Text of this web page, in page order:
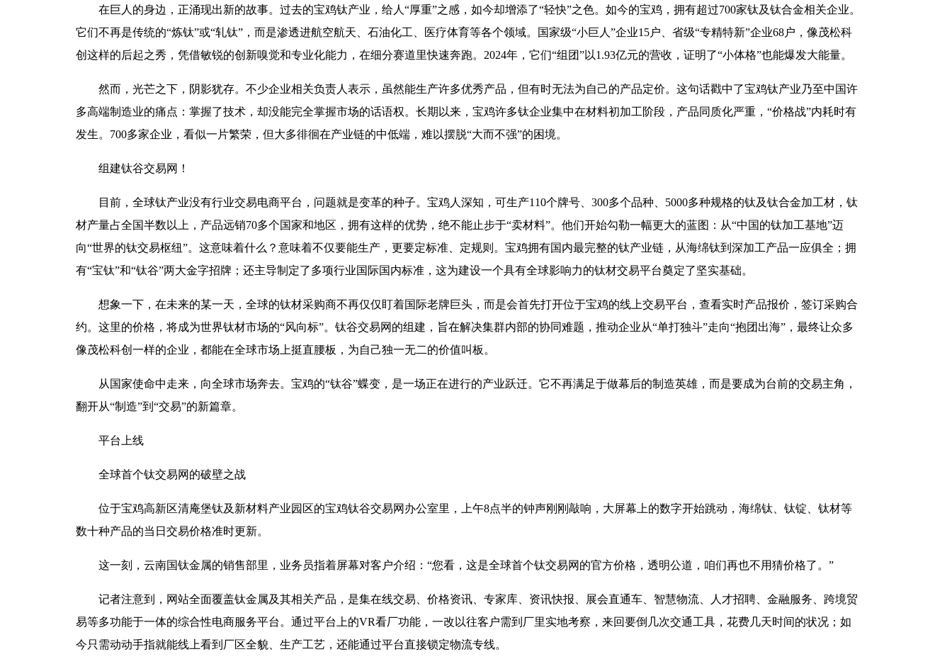
在巨人的身边，正涌现出新的故事。过去的宝鸡钛产业，给人“厚重”之感，如今却增添了“轻快”之色。如今的宝鸡，拥有超过700家钛及钛合金相关企业。
它们不再是传统的“炼钛”或“轧钛”，而是渗透进航空航天、石油化工、医疗体育等各个领域。国家级“小巨人”企业15户、省级“专精特新”企业68户，像茂松科
创这样的后起之秀，凭借敏锐的创新嗅觉和专业化能力，在细分赛道里快速奔跑。2024年，它们“组团”以1.93亿元的营收，证明了“小体格”也能爆发大能量。
然而，光芒之下，阴影犹存。不少企业相关负责人表示，虽然能生产许多优秀产品，但有时无法为自己的产品定价。这句话戳中了宝鸡钛产业乃至中国许
多高端制造业的痛点：掌握了技术，却没能完全掌握市场的话语权。长期以来，宝鸡许多钛企业集中在材料初加工阶段，产品同质化严重，“价格战”内耗时有
发生。700多家企业，看似一片繁荣，但大多徘徊在产业链的中低端，难以摆脱“大而不强”的困境。
组建钛谷交易网！
目前，全球钛产业没有行业交易电商平台，问题就是变革的种子。宝鸡人深知，可生产110个牌号、300多个品种、5000多种规格的钛及钛合金加工材，钛
材产量占全国半数以上，产品远销70多个国家和地区，拥有这样的优势，绝不能止步于“卖材料”。他们开始勾勒一幅更大的蓝图：从“中国的钛加工基地”迈
向“世界的钛交易枢纽”。这意味着什么？意味着不仅要能生产，更要定标准、定规则。宝鸡拥有国内最完整的钛产业链，从海绵钛到深加工产品一应俱全；拥
有“宝钛”和“钛谷”两大金字招牌；还主导制定了多项行业国际国内标准，这为建设一个具有全球影响力的钛材交易平台奠定了坚实基础。
想象一下，在未来的某一天，全球的钛材采购商不再仅仅盯着国际老牌巨头，而是会首先打开位于宝鸡的线上交易平台，查看实时产品报价，签订采购合
约。这里的价格，将成为世界钛材市场的“风向标”。钛谷交易网的组建，旨在解决集群内部的协同难题，推动企业从“单打独斗”走向“抱团出海”，最终让众多
像茂松科创一样的企业，都能在全球市场上挺直腰板，为自己独一无二的价值叫板。
从国家使命中走来，向全球市场奔去。宝鸡的“钛谷”蝶变，是一场正在进行的产业跃迁。它不再满足于做幕后的制造英雄，而是要成为台前的交易主角，
翻开从“制造”到“交易”的新篇章。
平台上线
全球首个钛交易网的破壁之战
位于宝鸡高新区清庵堡钛及新材料产业园区的宝鸡钛谷交易网办公室里，上午8点半的钟声刚刚敲响，大屏幕上的数字开始跳动，海绵钛、钛锭、钛材等
数十种产品的当日交易价格准时更新。
这一刻，云南国钛金属的销售部里，业务员指着屏幕对客户介绍：“您看，这是全球首个钛交易网的官方价格，透明公道，咱们再也不用猜价格了。”
记者注意到，网站全面覆盖钛金属及其相关产品，是集在线交易、价格资讯、专家库、资讯快报、展会直通车、智慧物流、人才招聘、金融服务、跨境贸
易等多功能于一体的综合性电商服务平台。通过平台上的VR看厂功能，一改以往客户需到厂里实地考察，来回要倒几次交通工具，花费几天时间的状况；如
今只需动动手指就能线上看到厂区全貌、生产工艺，还能通过平台直接锁定物流专线。